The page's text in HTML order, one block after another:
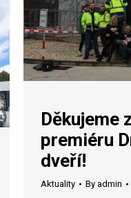
Děkujeme
premiéru
dveří!
Aktuality By admin